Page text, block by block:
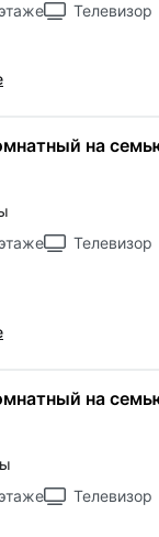
Телевизор
на
Телевизор
на
Телевизор